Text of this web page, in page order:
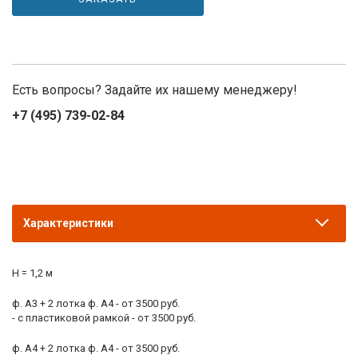
Есть вопросы? Задайте их нашему менеджеру!
+7 (495) 739-02-84
Характеристики
H = 1,2 м
ф. А3 + 2 лотка ф. А4 - от 3500 руб.
- с пластиковой рамкой - от 3500 руб.
ф. А4 + 2 лотка ф. А4 - от 3500 руб.